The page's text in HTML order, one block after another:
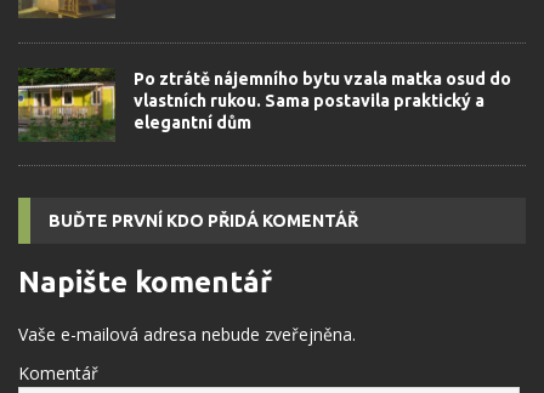
Po ztrátě nájemního bytu vzala matka osud do
vlastních rukou. Sama postavila praktický a
elegantní dům
BUĎTE PRVNÍ KDO PŘIDÁ KOMENTÁŘ
Napište komentář
Vaše e-mailová adresa nebude zveřejněna.
Komentář